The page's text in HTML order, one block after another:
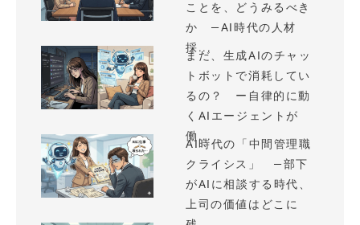
ことを、どうみるべき
か —AI時代の人材
採...
まだ、生成AIのチャッ
トボットで消耗してい
るの？ ー自律的に動
くAIエージェントが
働...
AI時代の「中間管理職
クライシス」 —部下
がAIに相談する時代、
上司の価値はどこに